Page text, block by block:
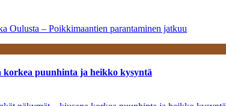
Oulusta – Poikkimaantien parantaminen jatkuu
korkea puunhinta ja heikko kysyntä